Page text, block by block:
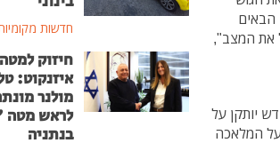
הבאים
את המצב",
יותקן על
המלאכה
חדשות
חיזוק למטה
איזנקוט:
מולנר
לראש
בנתניה